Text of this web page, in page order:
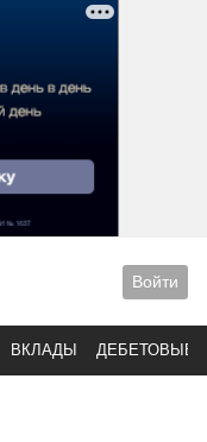
Войти
ВКЛАДЫ ДЕБЕТОВЫЕ